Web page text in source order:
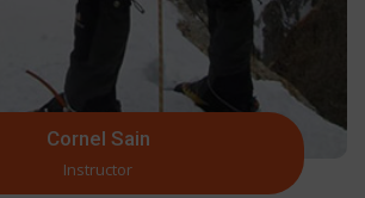
Cornel Sain
Instructor